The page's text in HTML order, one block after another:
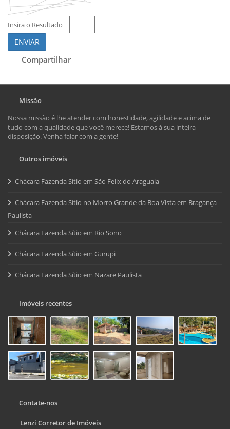
Insira o Resultado
ENVIAR
Compartilhar
Missão
Nossa missão é lhe atender com honestidade, agilidade e acima de
tudo com a qualidade que você merece! Estamos à sua inteira
disposição. Venha falar com a gente!
Outros imóveis
Chácara Fazenda Sítio em São Felix do Araguaia
Chácara Fazenda Sítio no Morro Grande da Boa Vista em Bragança
Paulista
Chácara Fazenda Sítio em Rio Sono
Chácara Fazenda Sítio em Gurupi
Chácara Fazenda Sítio em Nazare Paulista
Imóveis recentes
Contate-nos
Lenzi Corretor de Imóveis